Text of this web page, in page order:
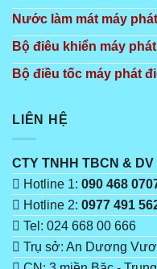
Nước làm mát máy
Bộ điêu khiển máy
Bộ điều tốc máy phát
LIÊN HỆ
CTY TNHH TBCN & DV
Hotline 1: 090 468
Hotline 2: 0977 491
Tel: 024 668 00 666
Trụ sở: An Dương